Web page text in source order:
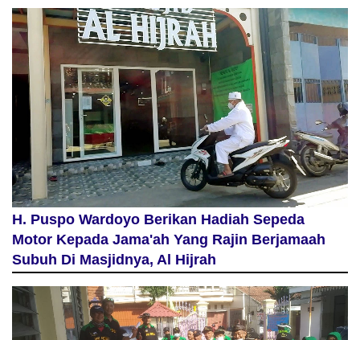
H. Puspo Wardoyo Berikan Hadiah Sepeda
Motor Kepada Jama'ah Yang Rajin Berjamaah
Subuh Di Masjidnya, Al Hijrah